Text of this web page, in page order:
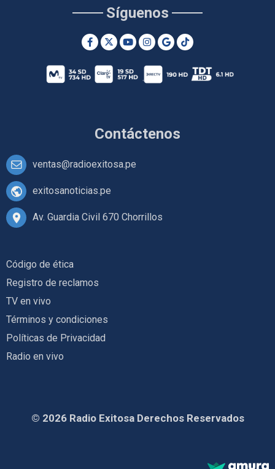
Contáctenos
ventas@radioexitosa.pe
exitosanoticias.pe
Av. Guardia Civil 670 Chorrillos
Síguenos
Código de ética
Registro de reclamos
TV en vivo
Términos y condiciones
Políticas de Privacidad
Radio en vivo
© 2026 Radio Exitosa Derechos Reservados